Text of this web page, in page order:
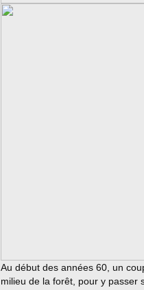
Au début des années 60, un
milieu de la forêt, pour y passer